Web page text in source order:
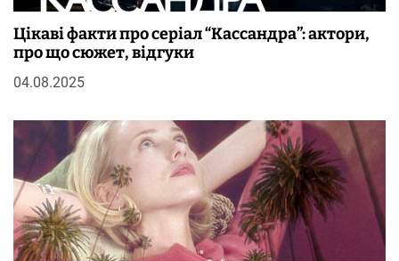
Цікаві факти про серіал “Кассандра”: актори,
про що сюжет, відгуки
04.08.2025